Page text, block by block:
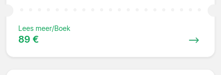
Lees meer/Boek
89 €